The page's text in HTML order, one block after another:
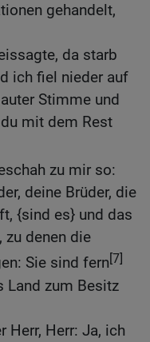
gehandelt,
da starb
ich fiel nieder auf
Stimme und
mit dem Rest
zu mir so:
deine Brüder, die
{sind es} und das
zu denen die
Sie sind fern[7]
Land zum Besitz
Herr, Herr: Ja, ich